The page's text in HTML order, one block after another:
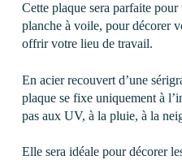
Cette plaque sera parfaite
planche à voile, pour décorer
offrir votre lieu de travail.
En acier recouvert d’une
plaque se fixe uniquement à
pas aux UV, à la pluie, à la
Elle sera idéale pour décorer